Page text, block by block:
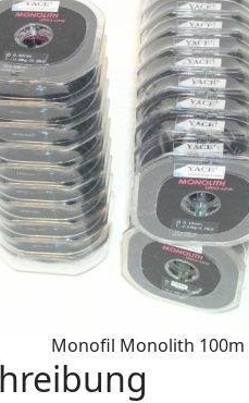
Monofil Monolith 100m